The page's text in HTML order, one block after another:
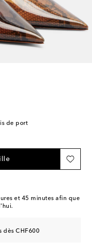
de port
et 45 minutes afin que
dès CHF600